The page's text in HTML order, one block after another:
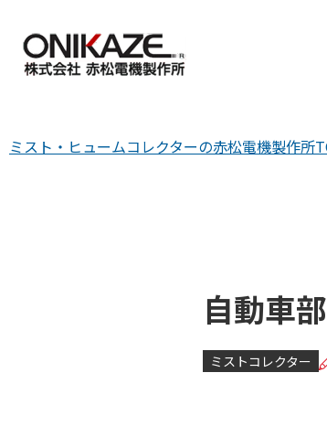
すべての製品
ミスト・ヒュームコレクターの赤松電機製作所
自動車
ミストコレクター